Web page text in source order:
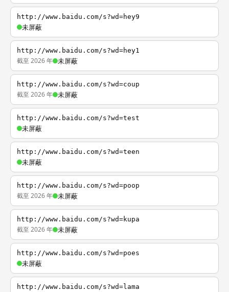
http://www.baidu.com/s?wd=hey9
未屏蔽
http://www.baidu.com/s?wd=hey1
截至 2026 年 未屏蔽
http://www.baidu.com/s?wd=coup
截至 2026 年 未屏蔽
http://www.baidu.com/s?wd=test
未屏蔽
http://www.baidu.com/s?wd=teen
未屏蔽
http://www.baidu.com/s?wd=poop
截至 2026 年 未屏蔽
http://www.baidu.com/s?wd=kupa
截至 2026 年 未屏蔽
http://www.baidu.com/s?wd=poes
未屏蔽
http://www.baidu.com/s?wd=lama